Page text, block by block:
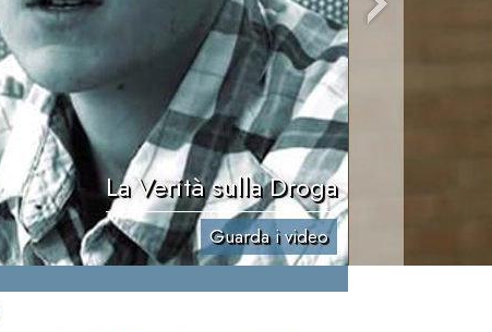
La Verità sulla Droga
Guarda i video